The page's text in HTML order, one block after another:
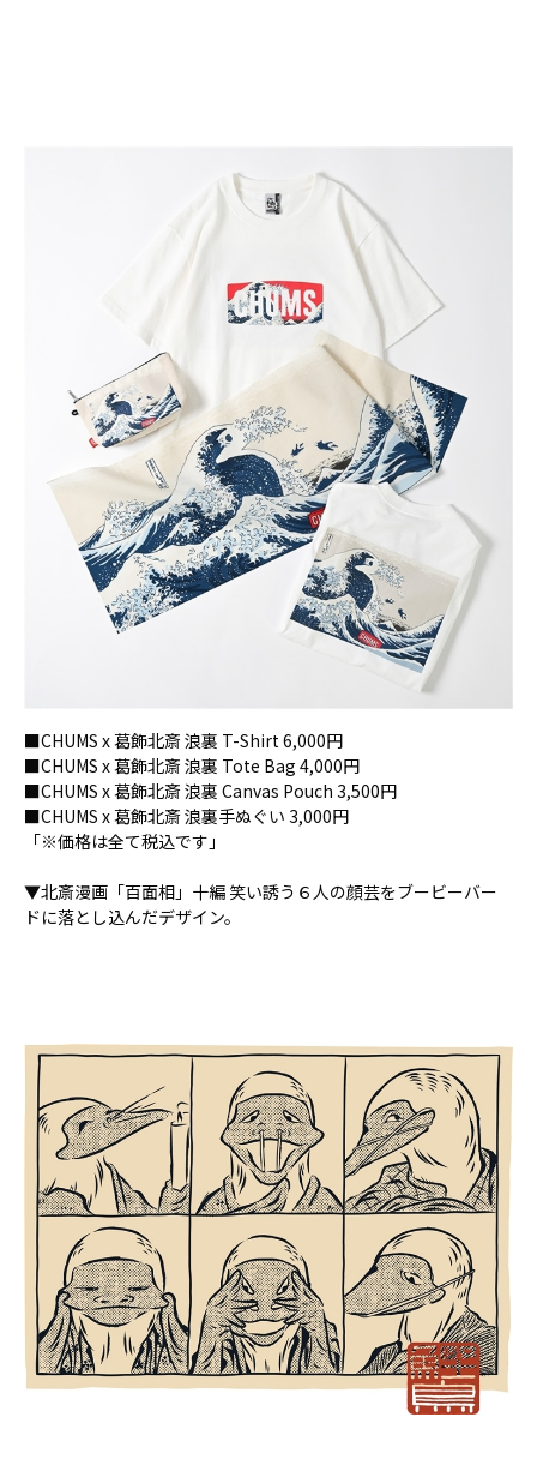
■CHUMS x 葛飾北斎 浪裏 T-Shirt 6,000円
■CHUMS x 葛飾北斎 浪裏 Tote Bag 4,000円
■CHUMS x 葛飾北斎 浪裏 Canvas Pouch 3,500円
■CHUMS x 葛飾北斎 浪裏手ぬぐい 3,000円
「※価格は全て税込です」
▼北斎漫画「百面相」十編 笑い誘う６人の顔芸をブービーバー
ドに落とし込んだデザイン。